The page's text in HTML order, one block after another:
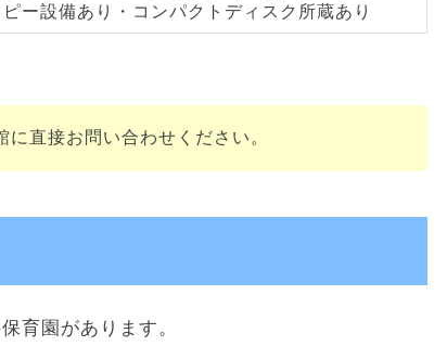
ー設備あり・コンパクトディスク所蔵あり
直接お問い合わせください。
育園があります。